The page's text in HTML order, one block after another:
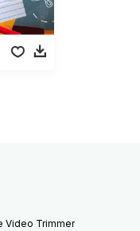
Video Trimmer